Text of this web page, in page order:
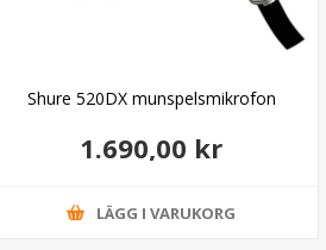
Shure 520DX munspelsmikrofon
1.690,00 kr
LÄGG I VARUKORG